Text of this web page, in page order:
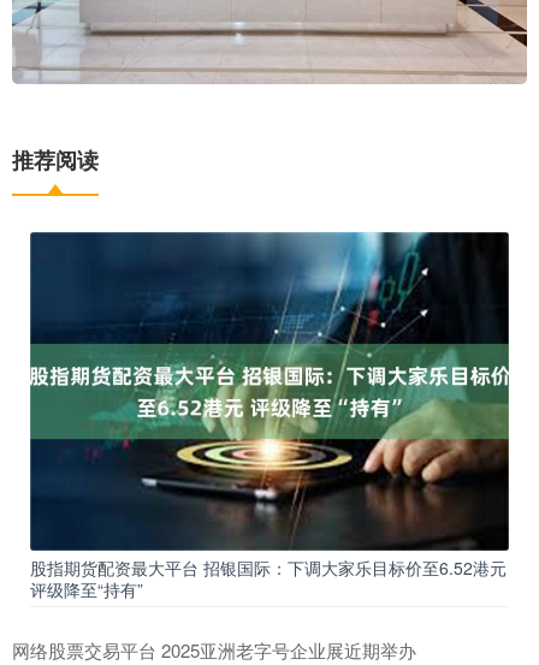
推荐阅读
股指期货配资最大平台 招银国际：下调大家乐目标价至6.52港元
评级降至“持有”
网络股票交易平台 2025亚洲老字号企业展近期举办